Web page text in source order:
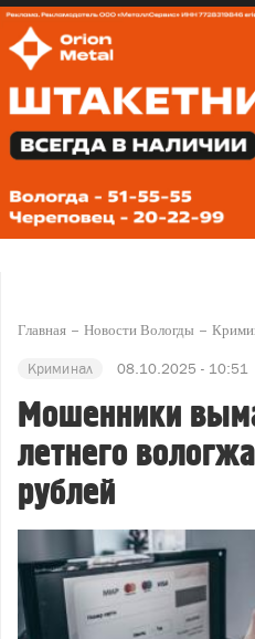
Главная Новости Вологды
Криминал 08.10.2025 - 10:51
Мошенники
летнего
рублей